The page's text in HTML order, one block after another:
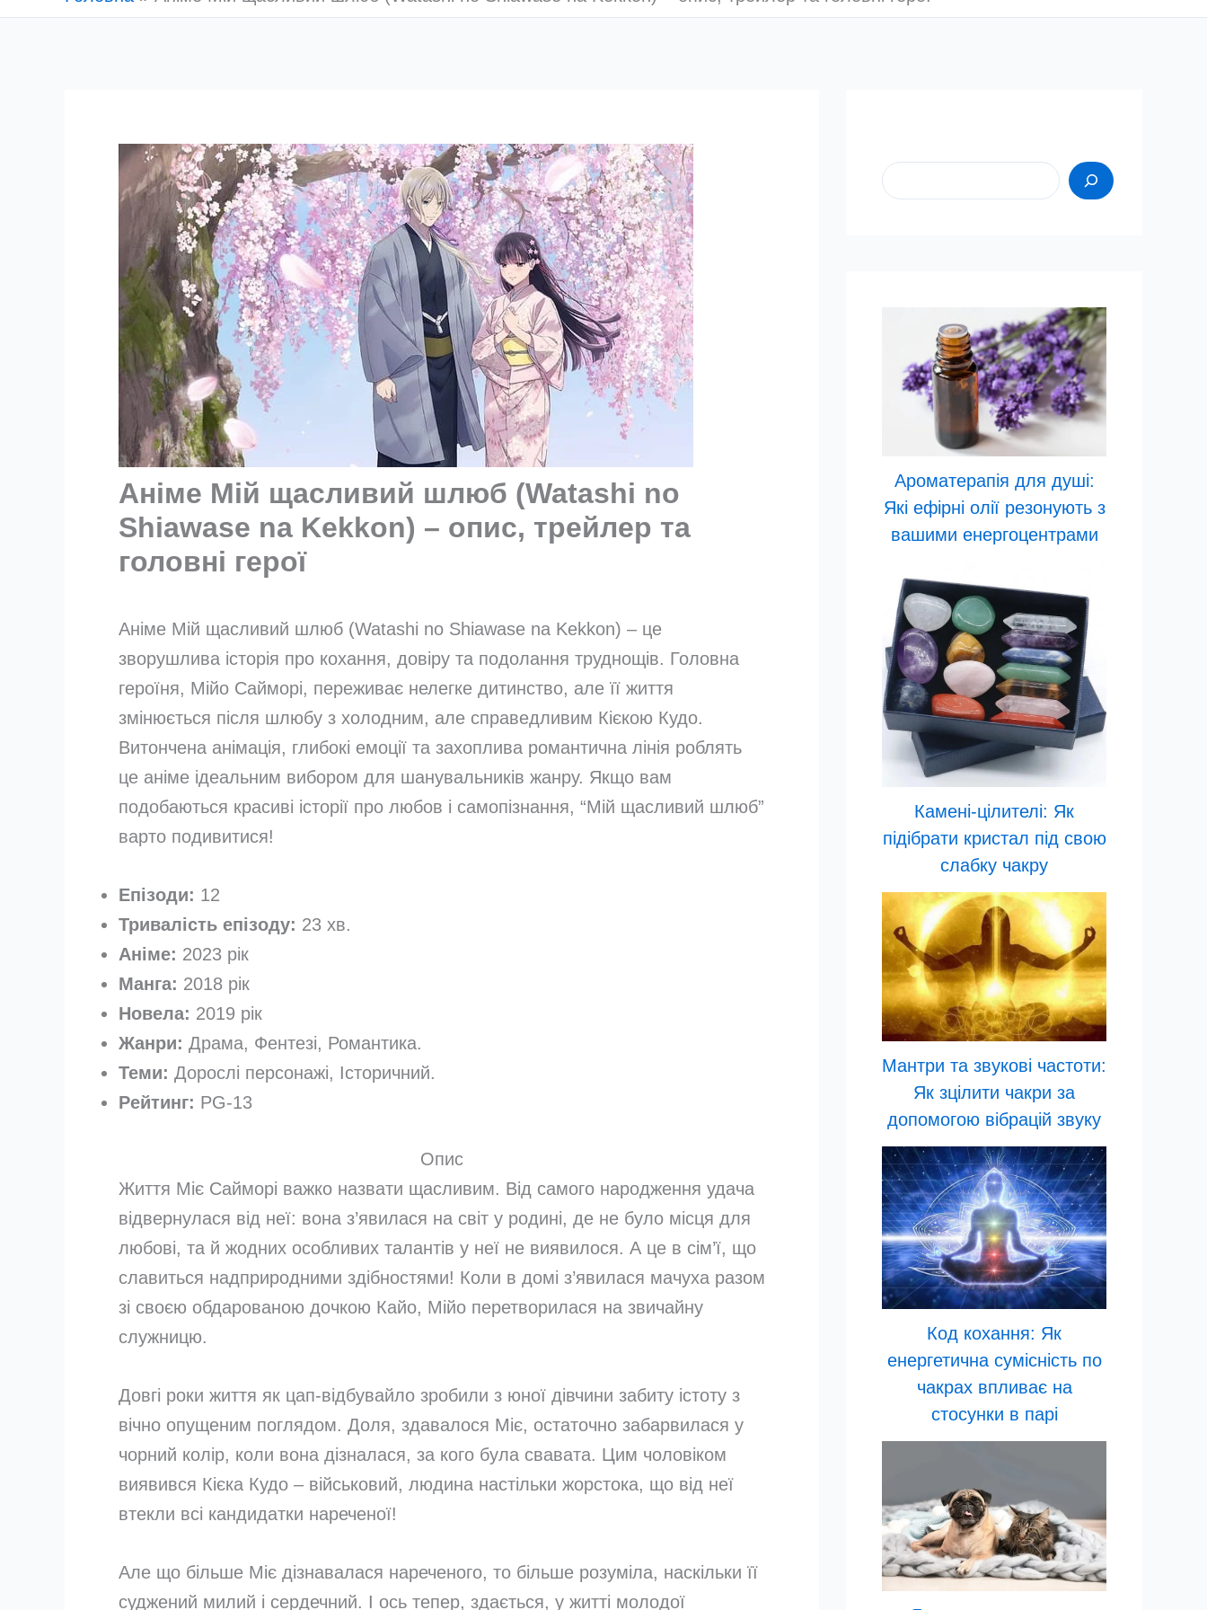
Аніме Мій щасливий шлюб (Watashi no
Shiawase na Kekkon) – опис, трейлер та
головні герої
Аніме Мій щасливий шлюб (Watashi no Shiawase na Kekkon) – це
зворушлива історія про кохання, довіру та подолання труднощів. Головна
героїня, Мійо Сайморі, переживає нелегке дитинство, але її життя
змінюється після шлюбу з холодним, але справедливим Кієкою Кудо.
Витончена анімація, глибокі емоції та захоплива романтична лінія роблять
це аніме ідеальним вибором для шанувальників жанру. Якщо вам
подобаються красиві історії про любов і самопізнання, “Мій щасливий шлюб”
варто подивитися!
Епізоди: 12
Тривалість епізоду: 23 хв.
Аніме: 2023 рік
Манга: 2018 рік
Новела: 2019 рік
Жанри: Драма, Фентезі, Романтика.
Теми: Дорослі персонажі, Історичний.
Рейтинг: PG-13
Опис
Життя Міє Сайморі важко назвати щасливим. Від самого народження удача
відвернулася від неї: вона з’явилася на світ у родині, де не було місця для
любові, та й жодних особливих талантів у неї не виявилося. А це в сім’ї, що
славиться надприродними здібностями! Коли в домі з’явилася мачуха разом
зі своєю обдарованою дочкою Кайо, Мійо перетворилася на звичайну
служницю.
Довгі роки життя як цап-відбувайло зробили з юної дівчини забиту істоту з
вічно опущеним поглядом. Доля, здавалося Міє, остаточно забарвилася у
чорний колір, коли вона дізналася, за кого була свавата. Цим чоловіком
виявився Кієка Кудо – військовий, людина настільки жорстока, що від неї
втекли всі кандидатки нареченої!
Але що більше Міє дізнавалася нареченого, то більше розуміла, наскільки її
суджений милий і сердечний. І ось тепер, здається, у житті молодої
Ароматерапія для душі:
Які ефірні олії резонують з
вашими енергоцентрами
Камені-цілителі: Як
підібрати кристал під свою
слабку чакру
Мантри та звукові частоти:
Як зцілити чакри за
допомогою вібрацій звуку
Код кохання: Як
енергетична сумісність по
чакрах впливає на
стосунки в парі